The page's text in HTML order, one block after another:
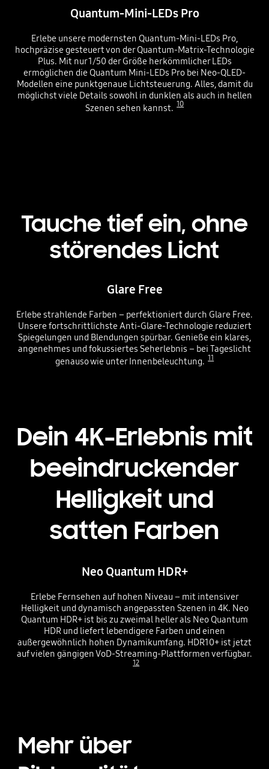
Quantum-Mini-LEDs Pro
Erlebe unsere modernsten Quantum-Mini-LEDs Pro,
hochpräzise gesteuert von der Quantum-Matrix-Technologie
Plus. Mit nur 1/50 der Größe herkömmlicher LEDs
ermöglichen die Quantum Mini-LEDs Pro bei Neo-QLED-
Modellen eine punktgenaue Lichtsteuerung. Alles, damit du
möglichst viele Details sowohl in dunklen als auch in hellen
Szenen sehen kannst. 10
Tauche tief ein, ohne
störendes Licht
Glare Free
Erlebe strahlende Farben – perfektioniert durch Glare Free.
Unsere fortschrittlichste Anti-Glare-Technologie reduziert
Spiegelungen und Blendungen spürbar. Genieße ein klares,
angenehmes und fokussiertes Seherlebnis – bei Tageslicht
genauso wie unter Innenbeleuchtung. 11
Dein 4K-Erlebnis mit
beeindruckender
Helligkeit und
satten Farben
Neo Quantum HDR+
Erlebe Fernsehen auf hohen Niveau – mit intensiver
Helligkeit und dynamisch angepassten Szenen in 4K. Neo
Quantum HDR+ ist bis zu zweimal heller als Neo Quantum
HDR und liefert lebendigere Farben und einen
außergewöhnlich hohen Dynamikumfang. HDR10+ ist jetzt
auf vielen gängigen VoD-Streaming-Plattformen verfügbar.
12
Mehr über